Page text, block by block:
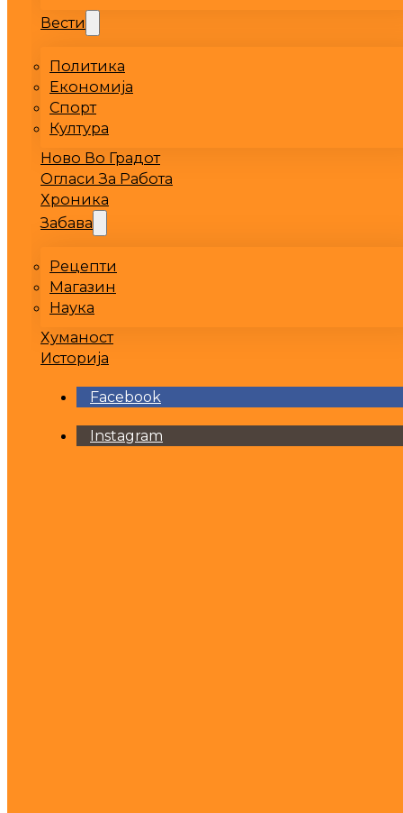
Вести
Политика
Економија
Спорт
Култура
Ново Во Градот
Огласи За Работа
Хроника
Забава
Рецепти
Магазин
Наука
Хуманост
Историја
Facebook
Instagram